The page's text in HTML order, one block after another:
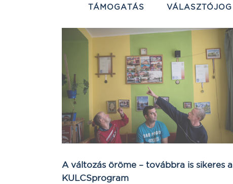
TÁMOGATÁS
VÁLASZTÓJOG
A változás öröme – továbbra is sikeres a
KULCSprogram